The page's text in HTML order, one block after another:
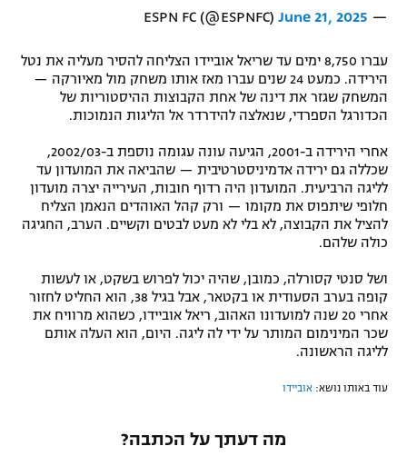
— ESPN FC (@ESPNFC)
June 21, 2025
עברו 8,750 ימים עד שריאל אוביידו הצליחה להסיר מעליה את נטל
הירידה. כמעט 24 שנים עברו מאז אותו משחק מול מאיורקה —
המשחק שגזר את דינה של אחת הקבוצות ההיסטוריות של
הכדורגל הספרדי, שנאלצה להידרדר אל הליגות הנמוכות.
אחרי הירידה ב-2001, הגיעה עונה עגומה נוספת ב-2002/03,
שכללה גם ירידה אדמיניסטרטיבית — שהביאה את המועדון עד
לליגה הרביעית. המועדון היה רדוף חובות, העירייה יצרה מועדון
חלופי שיתפוס את מקומו — ורק קהל האוהדים הנאמן הצליח
להציל את הקבוצה, לא בלי לא מעט לבטים וקשיים. הערב, החגיגה
כולה שלהם.
ושל סנטי קסורלה, כמובן, שהיה יכול לפרוש בשקט, או לעשות
קופה בערב הסעודית או בקטאר, אבל בגיל 38, הוא החליט לחזור
אחרי 20 שנה למועדונו האהוב, ריאל אוביידו, כשהוא מרוויח את
שכר המינימום המותר על ידי לה ליגה. היום, הוא העלה אותם
לליגה הראשונה.
עוד באותו נושא: אוביידו
מה דעתך על הכתבה?